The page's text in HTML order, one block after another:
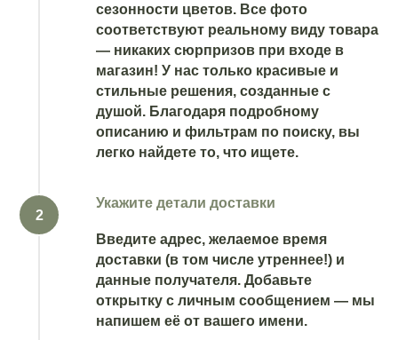
сезонности цветов. Все фото
соответствуют реальному виду товара
— никаких сюрпризов при входе в
магазин! У нас только красивые и
стильные решения, созданные с
душой. Благодаря подробному
описанию и фильтрам по поиску, вы
легко найдете то, что ищете.
Укажите детали доставки
Введите адрес, желаемое время
доставки (в том числе утреннее!) и
данные получателя. Добавьте
открытку с личным сообщением — мы
напишем её от вашего имени.